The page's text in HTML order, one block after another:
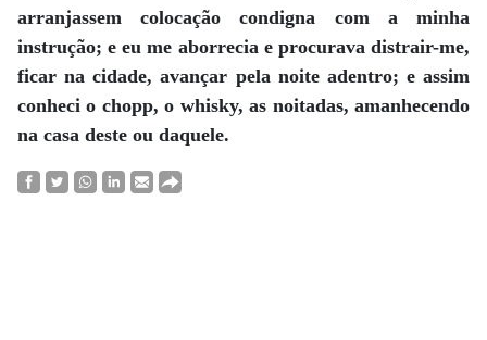
arranjassem colocação condigna com a minha
instrução; e eu me aborrecia e procurava distrair-me,
ficar na cidade, avançar pela noite adentro; e assim
conheci o chopp, o whisky, as noitadas, amanhecendo
na casa deste ou daquele.